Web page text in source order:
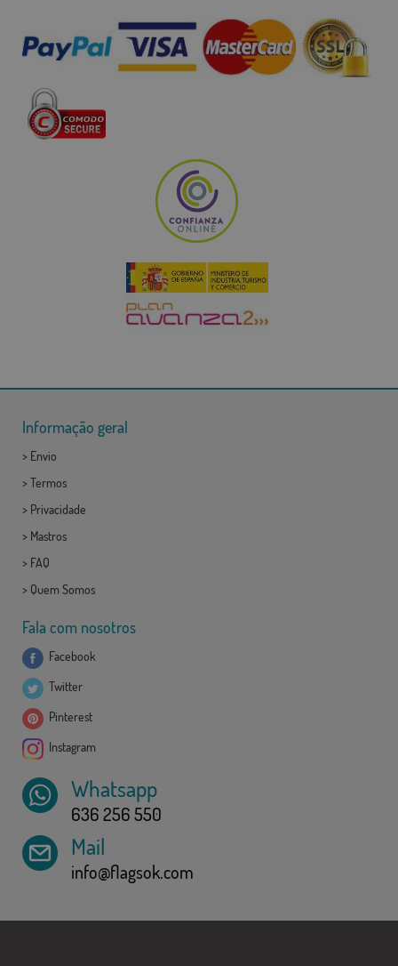
Informação geral
> Envio
> Termos
> Privacidade
> Mastros
> FAQ
> Quem Somos
Fala com nosotros
Facebook
Twitter
Pinterest
Instagram
Whatsapp
636 256 550
Mail
info@flagsok.com